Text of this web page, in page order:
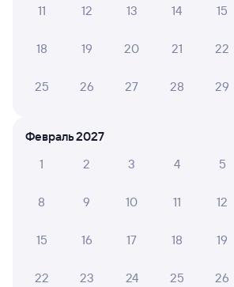
А ещё здесь можно найти
Обратные билеты из Куйтуна в Ин
Отели
11 12 13 14 15
18 19 20 21 22
25 26 27 28 29
Февраль 2027
1
2 3 4 5
8 9 10 11 12
15 16 17 18 19
22 23 24 25 26